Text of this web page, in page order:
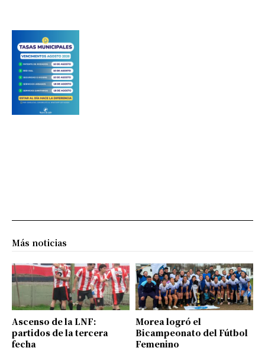
Más noticias
Ascenso de la LNF:
partidos de la tercera
fecha
Morea logró el
Bicampeonato del Fútbol
Femenino